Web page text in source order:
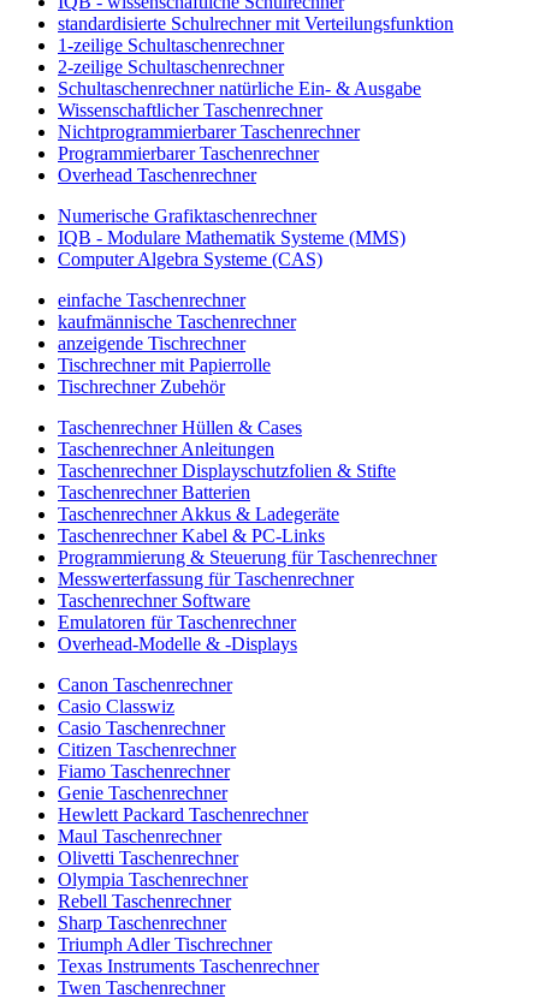
standardisierte Schulrechner mit Verteilungsfunktion
1-zeilige Schultaschenrechner
2-zeilige Schultaschenrechner
Schultaschenrechner natürliche Ein- & Ausgabe
Wissenschaftlicher Taschenrechner
Nichtprogrammierbarer Taschenrechner
Programmierbarer Taschenrechner
Overhead Taschenrechner
Numerische Grafiktaschenrechner
IQB - Modulare Mathematik Systeme (MMS)
Computer Algebra Systeme (CAS)
einfache Taschenrechner
kaufmännische Taschenrechner
anzeigende Tischrechner
Tischrechner mit Papierrolle
Tischrechner Zubehör
Taschenrechner Hüllen & Cases
Taschenrechner Anleitungen
Taschenrechner Displayschutzfolien & Stifte
Taschenrechner Batterien
Taschenrechner Akkus & Ladegeräte
Taschenrechner Kabel & PC-Links
Programmierung & Steuerung für Taschenrechner
Messwerterfassung für Taschenrechner
Taschenrechner Software
Emulatoren für Taschenrechner
Overhead-Modelle & -Displays
Canon Taschenrechner
Casio Classwiz
Casio Taschenrechner
Citizen Taschenrechner
Fiamo Taschenrechner
Genie Taschenrechner
Hewlett Packard Taschenrechner
Maul Taschenrechner
Olivetti Taschenrechner
Olympia Taschenrechner
Rebell Taschenrechner
Sharp Taschenrechner
Triumph Adler Tischrechner
Texas Instruments Taschenrechner
Twen Taschenrechner